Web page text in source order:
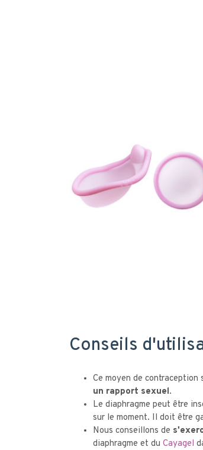
Conseils
Ce moyen de contraception
un rapport sexuel.
Le diaphragme peut être
sur le moment. Il doit être
Nous conseillons de
diaphragme et du Cayagel